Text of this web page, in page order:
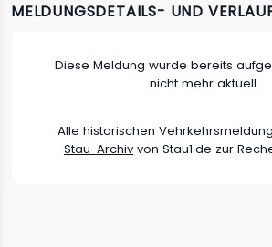
MELDUNGSDETAILS- UND
Diese Meldung wurde bereits
nicht mehr aktuell.
Alle historischen
Stau-Archiv von Stau1.de zur